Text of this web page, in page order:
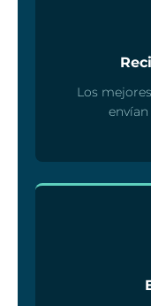
Los